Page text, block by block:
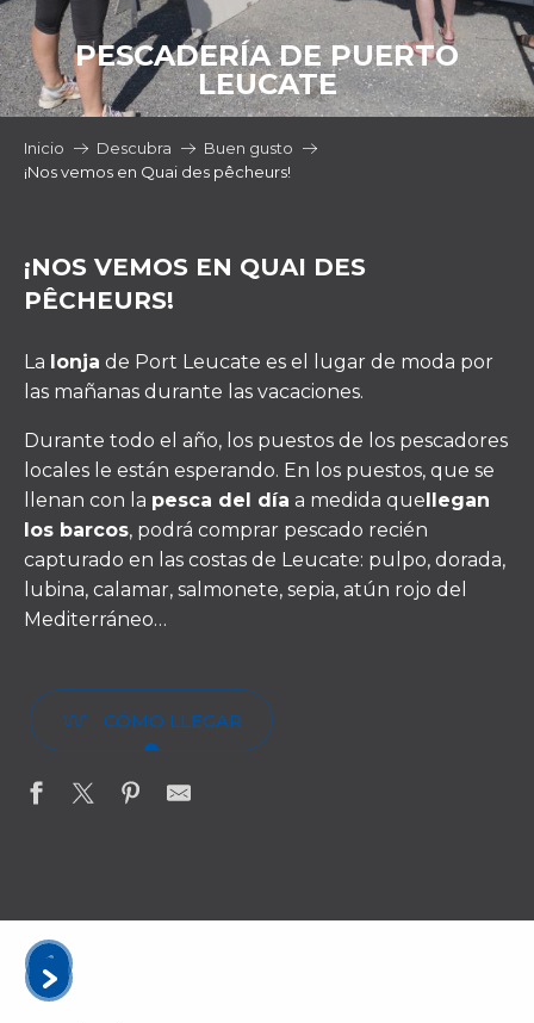
PESCADERÍA DE PUERTO
LEUCATE
Inicio Descubra
Buen gusto
¡Nos vemos en Quai des pêcheurs!
¡NOS VEMOS EN QUAI DES
PÊCHEURS!
La lonja de Port Leucate es el lugar de moda por
las mañanas durante las vacaciones.
Durante todo el año, los puestos de los pescadores
locales le están esperando. En los puestos, que se
llenan con la pesca del día a medida quellegan
los barcos, podrá comprar pescado recién
capturado en las costas de Leucate: pulpo, dorada,
lubina, calamar, salmonete, sepia, atún rojo del
Mediterráneo…
CÓMO LLEGAR